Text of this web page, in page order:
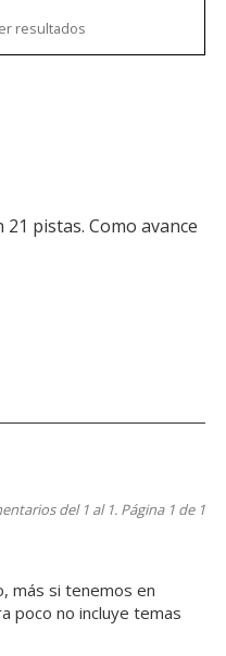
resultados
pistas. Como avance
del 1 al 1. Página 1 de 1
más si tenemos en
poco no incluye temas